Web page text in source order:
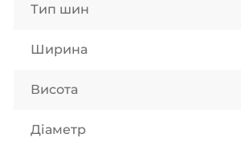
Тип шин
Ширина
Висота
Діаметр